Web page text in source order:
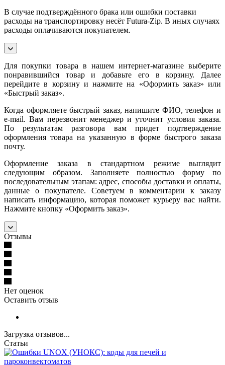
В случае подтверждённого брака или ошибки поставки
расходы на транспортировку несёт Futura-Zip. В иных случаях
расходы оплачиваются покупателем.
Для покупки товара в нашем интернет-магазине выберите
понравившийся товар и добавьте его в корзину. Далее
перейдите в корзину и нажмите на «Оформить заказ» или
«Быстрый заказ».
Когда оформляете быстрый заказ, напишите ФИО, телефон и
e-mail. Вам перезвонит менеджер и уточнит условия заказа.
По результатам разговора вам придет подтверждение
оформления товара на указанную в форме быстрого заказа
почту.
Оформление заказа в стандартном режиме выглядит
следующим образом. Заполняете полностью форму по
последовательным этапам: адрес, способы доставки и оплаты,
данные о покупателе. Советуем в комментарии к заказу
написать информацию, которая поможет курьеру вас найти.
Нажмите кнопку «Оформить заказ».
Отзывы
Нет оценок
Оставить отзыв
Загрузка отзывов...
Статьи